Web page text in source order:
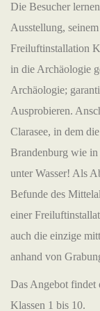
Die Besucher
Ausstellung,
Freiluftinstallation
in die Archäologie
Archäologie;
Ausprobieren.
Clarasee, in dem
Brandenburg wie
unter Wasser! Als
Befunde des
einer
auch die einzige
anhand von
Das Angebot findet
Klassen 1 bis 10.